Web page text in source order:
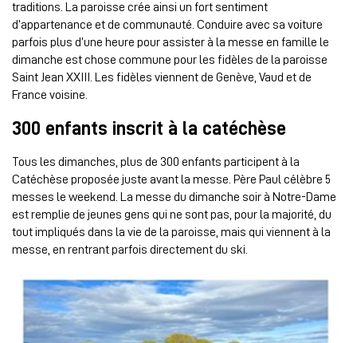
traditions. La paroisse crée ainsi un fort sentiment
d’appartenance et de communauté. Conduire avec sa voiture
parfois plus d’une heure pour assister à la messe en famille le
dimanche est chose commune pour les fidèles de la paroisse
Saint Jean XXIII. Les fidèles viennent de Genève, Vaud et de
France voisine.
300 enfants inscrit à la catéchèse
Tous les dimanches, plus de 300 enfants participent à la
Catéchèse proposée juste avant la messe. Père Paul célèbre 5
messes le weekend. La messe du dimanche soir à Notre-Dame
est remplie de jeunes gens qui ne sont pas, pour la majorité, du
tout impliqués dans la vie de la paroisse, mais qui viennent à la
messe, en rentrant parfois directement du ski.